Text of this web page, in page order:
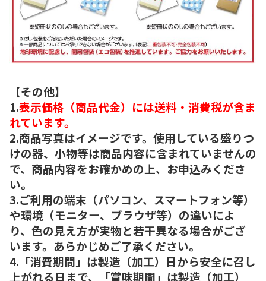
【その他】
1.表示価格（商品代金）には送料・消費税が含ま
れています。
2.商品写真はイメージです。使用している盛りつ
けの器、小物等は商品内容に含まれていませんの
で、商品内容をお確かめの上、お申込みくださ
い。
3.ご利用の端末（パソコン、スマートフォン等）
や環境（モニター、ブラウザ等）の違いによ
り、色の見え方が実物と若干異なる場合がござ
います。あらかじめご了承ください。
4.「消費期間」は製造（加工）日から安全に召し
上がれる日まで、「賞味期間」は製造（加工）